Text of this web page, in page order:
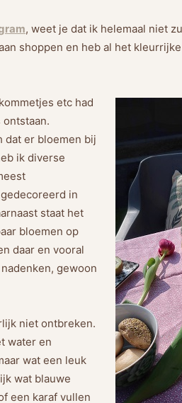
, weet je dat ik helemaal niet
shoppen en heb al het
etc had
dat er bloemen bij
ik diverse
in
staat het
bloemen op
daar en vooral
gewoon
niet ontbreken.
water en
wat een leuk
wat blauwe
een karaf vullen